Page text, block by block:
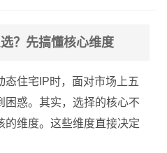
？先搞懂核心维度
态住宅IP时，面对市场上五
困惑。其实，选择的核心不
的维度。这些维度直接决定